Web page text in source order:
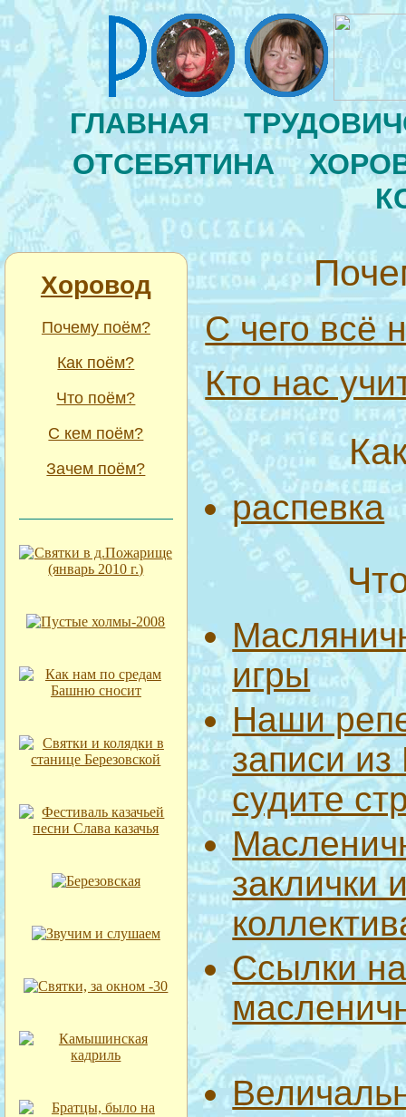
ГЛАВНАЯ
ОТСЕБЯТИНА
Хоровод
Почему поём?
Как поём?
Что поём?
С кем поём?
Зачем поём?
C чего всё
Кто нас
распевка
игры
Наши
записи
судите
заклички
Ссылки